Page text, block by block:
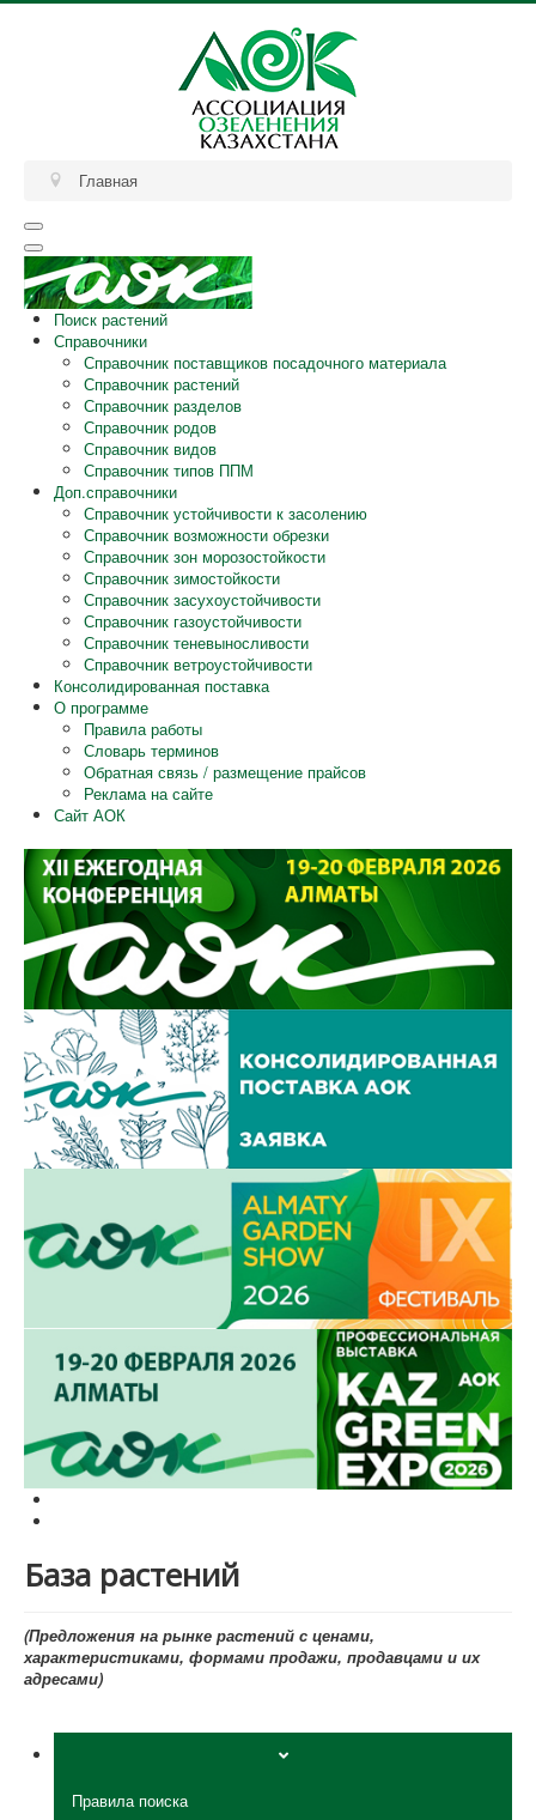
Главная
Поиск растений
Справочники
Справочник поставщиков посадочного материала
Справочник растений
Справочник разделов
Справочник родов
Справочник видов
Справочник типов ППМ
Доп.справочники
Справочник устойчивости к засолению
Справочник возможности обрезки
Справочник зон морозостойкости
Справочник зимостойкости
Справочник засухоустойчивости
Справочник газоустойчивости
Справочник теневыносливости
Справочник ветроустойчивости
Консолидированная поставка
О программе
Правила работы
Словарь терминов
Обратная связь / размещение прайсов
Реклама на сайте
Сайт АОК
База растений
(Предложения на рынке растений с ценами,
характеристиками, формами продажи, продавцами и их
адресами)
Правила поиска